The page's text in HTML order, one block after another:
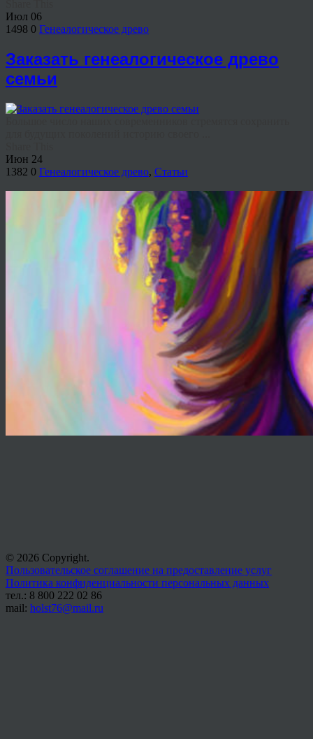
Июл 06
1498 0 Генеалогическое древо
Заказать генеалогическое древо
семьи
Июн 24
1382 0 Генеалогическое древо, Статьи
© 2026 Copyright.
Пользовательское соглашение на предоставление услуг
Политика конфиденциальности персональных данных
тел.: 8 800 222 02 86
mail: holst76@mail.ru